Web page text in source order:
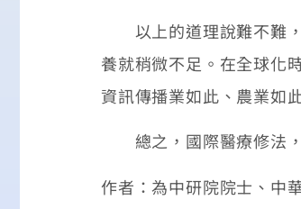
以上的道理說難不難，
養就稍微不足。在全球化
資訊傳播業如此、農業如
總之，國際醫療修法，
作者：為中研院院士、中